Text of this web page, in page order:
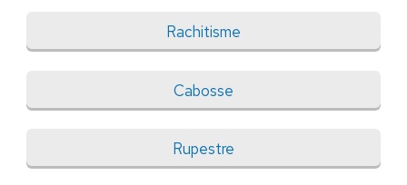
Rachitisme
Cabosse
Rupestre